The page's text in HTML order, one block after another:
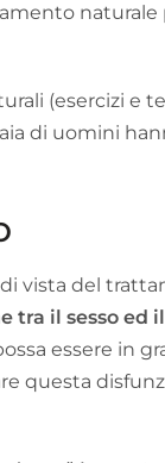
naturale
(esercizi e
di uomini
vista del
tra il sesso ed
essere in
questa